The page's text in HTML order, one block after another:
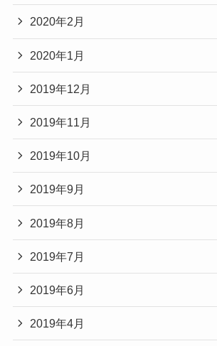
2020年2月
2020年1月
2019年12月
2019年11月
2019年10月
2019年9月
2019年8月
2019年7月
2019年6月
2019年4月